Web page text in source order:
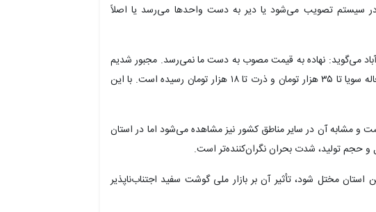
سیستم تصویب می‌شود یا دیر به دست واحدها می‌رسد یا اصلاً
می‌گوید: نهاده به قیمت مصوب به دست ما نمی‌رسد. مجبور شدیم
از بازار آزاد بخریم، درحالی‌که هر کیلو کنجاله سویا تا ۳۵ هزار تومان و ذرت تا ۱۸ هزار تومان رسیده است. با این
و مشابه آن در سایر مناطق کشور نیز مشاهده می‌شود اما در استان
و حجم تولید، شدت بحران نگران‌کننده‌تر است.
استان مختل شود، تأثیر آن بر بازار ملی گوشت سفید اجتناب‌ناپذیر